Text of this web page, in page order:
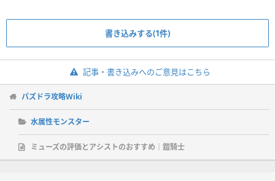
書き込みする(1件)
記事・書き込みへのご意見はこちら
パズドラ攻略Wiki
水属性モンスター
ミューズの評価とアシストのおすすめ｜鎧騎士